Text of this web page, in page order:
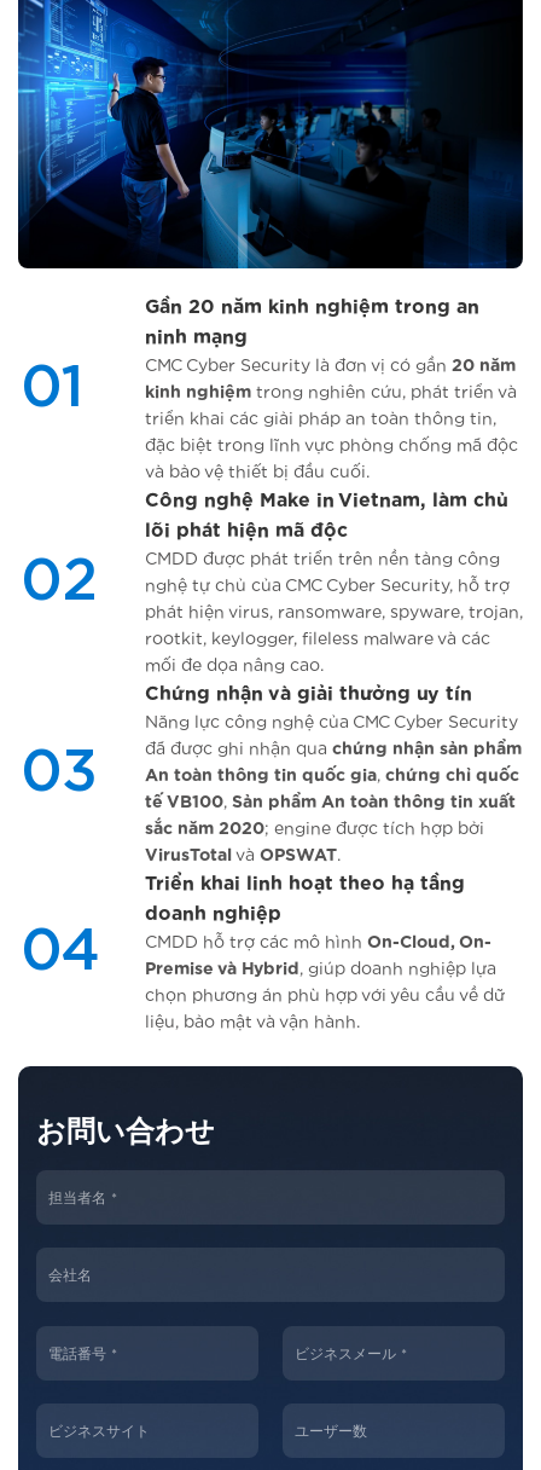
Đội ngũ IT có thể quản lý endpoint,
chính sách, thiết bị ngoại vi và truy cập
web trên một nền tảng duy nhất.
Hỗ trợ On-Cloud, On-Premise và Hybrid,
phù hợp với nhiều mô hình hạ tầng, yêu
cầu bảo mật và quy mô tổ chức khác
nhau.
01
Gần 20 năm kinh nghiệm trong an
ninh mạng
CMC Cyber Security là đơn vị có gần 20 năm
kinh nghiệmtrong nghiên cứu, phát triển và
triển khai các giải pháp an toàn thông tin,
đặc biệt trong lĩnh vực phòng chống mã độc
và bảo vệ thiết bị đầu cuối.
02
Công nghệ Make in Vietnam, làm chủ
lõi phát hiện mã độc
CMDD được phát triển trên nền tảng công
nghệ tự chủ của CMC Cyber Security, hỗ trợ
phát hiện virus, ransomware, spyware, trojan,
rootkit, keylogger, fileless malware và các
mối đe dọa nâng cao.
03
Chứng nhận và giải thưởng uy tín
Năng lực công nghệ của CMC Cyber Security
đã được ghi nhận qua chứng nhận sản phẩm
An toàn thông tin quốc gia, chứng chỉ quốc
tế VB100, Sản phẩm An toàn thông tin xuất
sắc năm 2020; engine được tích hợp bởi
VirusTotal và OPSWAT.
04
Triển khai linh hoạt theo hạ tầng
doanh nghiệp
CMDD hỗ trợ các mô hình On-Cloud, On-
Premise và Hybrid , giúp doanh nghiệp lựa
chọn phương án phù hợp với yêu cầu về dữ
liệu, bảo mật và vận hành.
お問い合わせ